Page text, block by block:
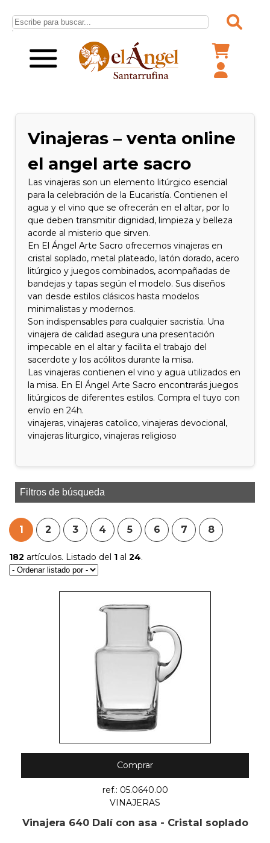
Vinajeras – venta online
el angel arte sacro
Las vinajeras son un elemento litúrgico esencial
para la celebración de la Eucaristía. Contienen el
agua y el vino que se ofrecerán en el altar, por lo
que deben transmitir dignidad, limpieza y belleza
acorde al misterio que sirven.
En El Ángel Arte Sacro ofrecemos vinajeras en
cristal soplado, metal plateado, latón dorado, acero
litúrgico y juegos combinados, acompañadas de
bandejas y tapas según el modelo. Sus diseños
van desde estilos clásicos hasta modelos
minimalistas y modernos.
Son indispensables para cualquier sacristía. Una
vinajera de calidad asegura una presentación
impecable en el altar y facilita el trabajo del
sacerdote y los acólitos durante la misa.
Las vinajeras contienen el vino y agua utilizados en
la misa. En El Ángel Arte Sacro encontrarás juegos
litúrgicos de diferentes estilos. Compra el tuyo con
envío en 24h.
vinajeras, vinajeras catolico, vinajeras devocional,
vinajeras liturgico, vinajeras religioso
Filtros de búsqueda
1 2 3 4 5 6 7 8
182 artículos. Listado del 1 al 24.
Comprar
ref.: 05.0640.00
VINAJERAS
Vinajera 640 Dalí con asa - Cristal soplado